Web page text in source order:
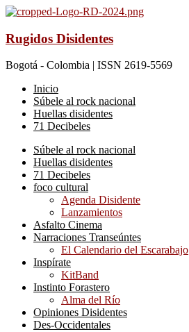
Rugidos Disidentes
Bogotá - Colombia | ISSN 2619-5569
Inicio
Súbele al rock nacional
Huellas disidentes
71 Decibeles
Súbele al rock nacional
Huellas disidentes
71 Decibeles
foco cultural
Agenda Disidente
Lanzamientos
Asfalto Cinema
Narraciones Transeúntes
El Calendario del Escarabajo
Inspírate
KitBand
Instinto Forastero
Alma del Río
Opiniones Disidentes
Des-Occidentales